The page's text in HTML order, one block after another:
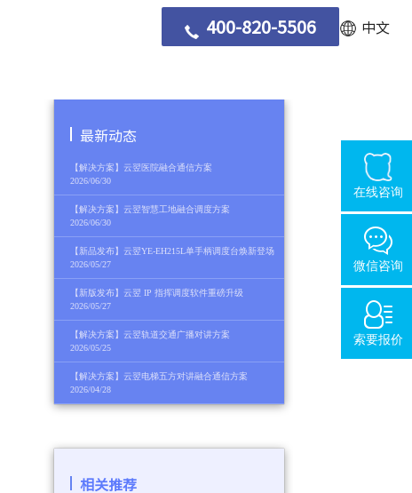
中文
400-820-5506
最新动态
【解决方案】云翌医院融合通信方案
2026/06/30
【解决方案】云翌智慧工地融合调度方案
2026/06/30
【新品发布】云翌YE-EH215L单手柄调度台焕新登场
2026/05/27
【新版发布】云翌 IP 指挥调度软件重磅升级
2026/05/27
【解决方案】云翌轨道交通广播对讲方案
2026/05/25
【解决方案】云翌电梯五方对讲融合通信方案
2026/04/28
相关推荐
在线咨询
微信咨询
索要报价